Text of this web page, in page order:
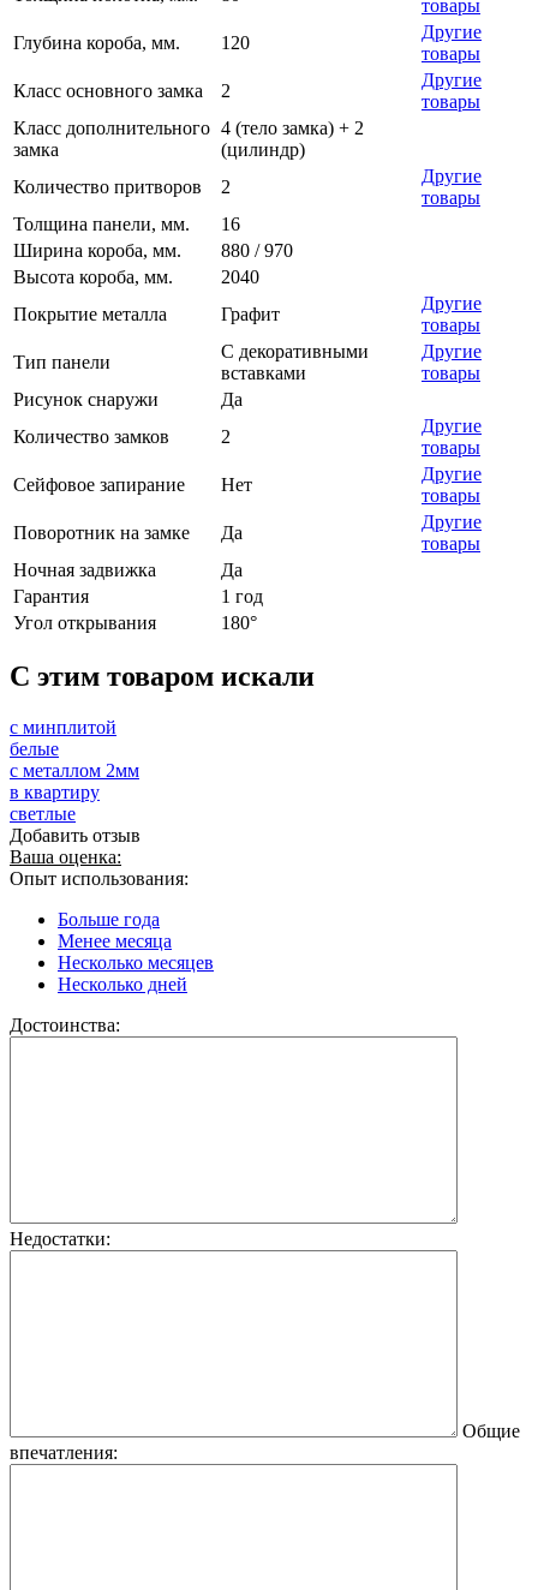
товары
Глубина короба, мм.
120
Другие
товары
Класс основного замка
2
Другие
товары
Класс дополнительного
замка
4 (тело замка) + 2
(цилиндр)
Количество притворов
2
Другие
товары
Толщина панели, мм.
16
Ширина короба, мм.
880 / 970
Высота короба, мм.
2040
Покрытие металла
Графит
Другие
товары
Тип панели
С декоративными
вставками
Другие
товары
Рисунок снаружи
Да
Количество замков
2
Другие
товары
Сейфовое запирание
Нет
Другие
товары
Поворотник на замке
Да
Другие
товары
Ночная задвижка
Да
Гарантия
1 год
Угол открывания
180°
C этим товаром искали
с минплитой
белые
с металлом 2мм
в квартиру
светлые
Добавить отзыв
Ваша оценка:
Опыт использования:
Больше года
Менее месяца
Несколько месяцев
Несколько дней
Достоинства:
Недостатки:
Общие
впечатления: